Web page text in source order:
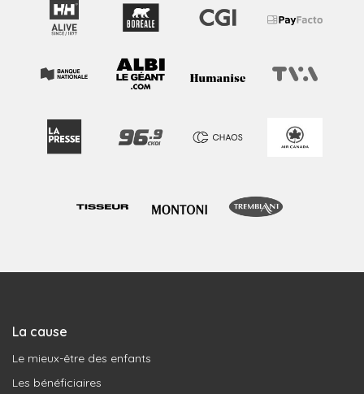
La cause
Le mieux-être des enfants
Les bénéficiaires